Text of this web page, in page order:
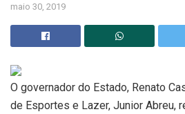
maio 30, 2019
O governador do Estado, Renato
de Esportes e Lazer, Junior Abreu,